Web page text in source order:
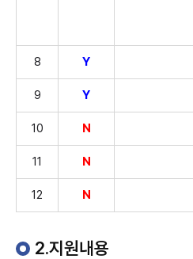
8 Y
9 Y
10 N
11 N
12 N
2.지원내용